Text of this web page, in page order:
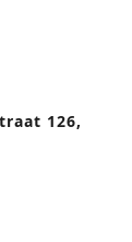
126,